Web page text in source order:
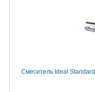
Смеситель Ideal